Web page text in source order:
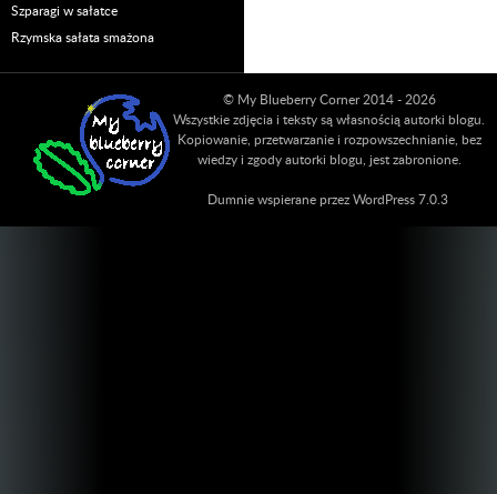
Szparagi w sałatce
Rzymska sałata smażona
© My Blueberry Corner 2014 - 2026
Wszystkie zdjęcia i teksty są własnością autorki blogu.
Kopiowanie, przetwarzanie i rozpowszechnianie, bez
wiedzy i zgody autorki blogu, jest zabronione.
Dumnie wspierane przez WordPress 7.0.3